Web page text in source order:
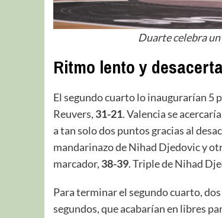
Duarte celebra
Ritmo lento y
El segundo cuarto lo inaugurarían 5
Reuvers, 31-21. Valencia se
a tan solo dos puntos gracias al
mandarinazo de Nihad Djedovic y
marcador, 38-39. Triple de Nihad
Para terminar el segundo cuarto,
segundos, que acabarían en libres